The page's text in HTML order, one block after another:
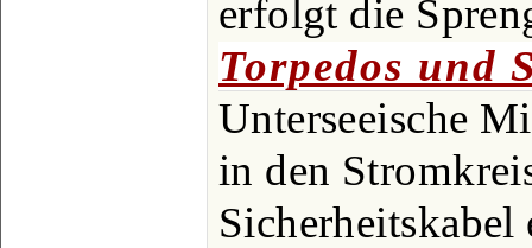
erfolgt die
Torpedos und
Unterseeische
in den
Sicherheitskabel